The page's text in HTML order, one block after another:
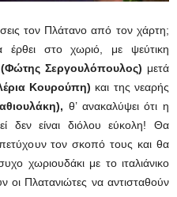
τον Πλάτανο από τον χάρτη;
έρθει στο χωριό, με ψεύτικη
(Φώτης Σεργουλόπουλος) μετά
Κουρούπη) και της νεαρής
θ’ ανακαλύψει ότι η
δεν είναι διόλου εύκολη! Θα
τον σκοπό τους και θα
χωριουδάκι με το ιταλιάνικο
οι Πλατανιώτες να αντισταθούν